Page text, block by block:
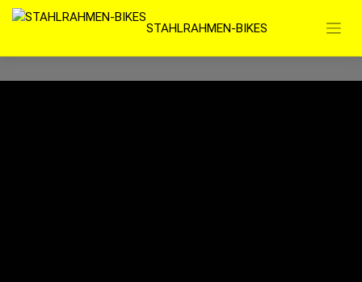
Zum
springen
STAHLRAHMEN-BIKES